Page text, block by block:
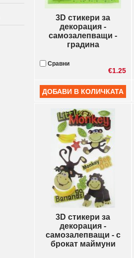
3D стикери за
декорация -
самозалепващи -
градина
Сравни
€1.25
3D стикери за
декорация -
самозалепващи - с
брокат маймуни